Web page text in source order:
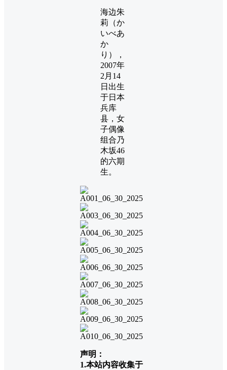
海边朱
莉（か
いべあ
か
り），
2007年
2月14
日出生
于日本
兵库
县，女
子偶像
组合乃
木坂46
的六期
生。
声明：
1.本站内容收集于